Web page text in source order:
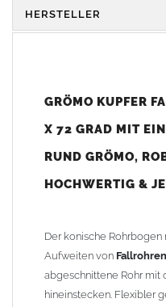
Vorteile:
Einfach in
einsatzbereit
Witterungsbeständigkeit
Hinweise).
Technische Daten:
Material:Kupfer
HERSTELLER
GRÖMO KUPFER
X 72 GRAD MIT
RUND GRÖMO,
HOCHWERTIG &
Der konische Rohrbogen
Aufweiten von Fallrohren
abgeschnittene Rohr mit
hineinstecken. Flexibler